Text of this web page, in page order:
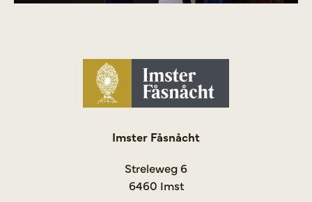
Imster Fåsnåcht
Streleweg 6
6460 Imst